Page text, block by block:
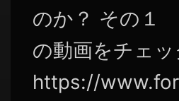
のか？ その１
の動画をチェ
https://